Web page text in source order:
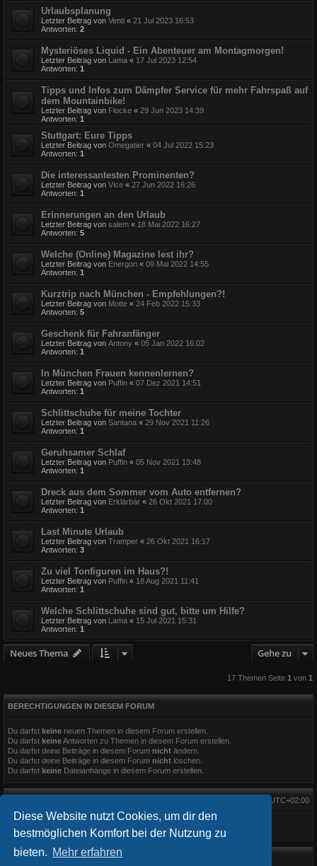
Diese Website nutzt Cookies, um dir den
bestmöglichen Komfort bei der Nutzung zu
bieten. Mehr erfahren
Urlaubsplanung
Letzter Beitrag von Venti « 21 Jul 2023 16:53
Antworten: 2
Mysteriöses Liquid - Ein Abenteuer am Montagmorgen!
Letzter Beitrag von Lama « 17 Jul 2023 12:54
Antworten: 1
Tipps und Infos zum Dämpfer Service für mehr Fahrspaß auf
dem Mountainbike!
Letzter Beitrag von Flocke « 29 Jun 2023 14:39
Antworten: 1
Stuttgart: Eure Tipps
Letzter Beitrag von Omegatier « 04 Jul 2022 15:23
Antworten: 1
Die interessantesten Prominenten?
Letzter Beitrag von Vice « 27 Jun 2022 16:26
Antworten: 1
Erinnerungen an den Urlaub
Letzter Beitrag von salem « 18 Mai 2022 16:27
Antworten: 5
Welche (Online) Magazine lest ihr?
Letzter Beitrag von Energon « 09 Mai 2022 14:55
Antworten: 1
Kurztrip nach München - Empfehlungen?!
Letzter Beitrag von Motte « 24 Feb 2022 15:33
Antworten: 5
Geschenk für Fahranfänger
Letzter Beitrag von Antony « 05 Jan 2022 16:02
Antworten: 1
In München Frauen kennenlernen?
Letzter Beitrag von Puffin « 07 Dez 2021 14:51
Antworten: 1
Schlittschuhe für meine Tochter
Letzter Beitrag von Santana « 29 Nov 2021 11:26
Antworten: 1
Geruhsamer Schlaf
Letzter Beitrag von Puffin « 05 Nov 2021 13:48
Antworten: 1
Dreck aus dem Sommer vom Auto entfernen?
Letzter Beitrag von Erklärbär « 26 Okt 2021 17:00
Antworten: 1
Last Minute Urlaub
Letzter Beitrag von Tramper « 26 Okt 2021 16:17
Antworten: 3
Zu viel Tonfiguren im Haus?!
Letzter Beitrag von Puffin « 18 Aug 2021 11:41
Antworten: 1
Welche Schlittschuhe sind gut, bitte um Hilfe?
Letzter Beitrag von Lama « 15 Jul 2021 15:31
Antworten: 1
Neues Thema Gehe zu
17 Themen Seite 1 von 1
BERECHTIGUNGEN IN DIESEM FORUM
Du darfst keine neuen Themen in diesem Forum erstellen.
Du darfst keineAntworten zu Themen in diesem Forum erstellen.
Du darfst deine Beiträge in diesem Forum nicht ändern.
Du darfst deine Beiträge in diesem Forum nicht löschen.
Du darfst keine Dateianhänge in diesem Forum erstellen.
UTC+02:00
Startseite Foren-Übersicht